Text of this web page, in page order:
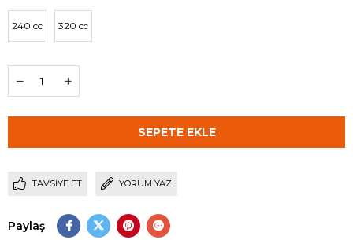
240 cc 320 cc
TAVSIYE ET YORUM YAZ
Paylaş